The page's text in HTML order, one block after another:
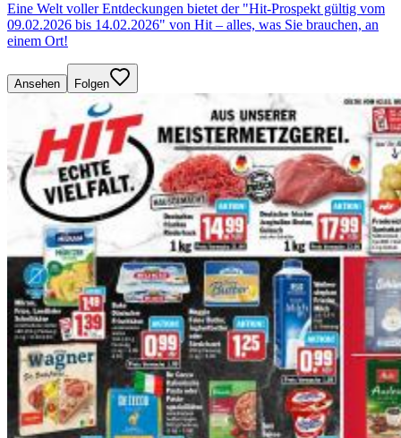
Eine Welt voller Entdeckungen bietet der "Hit-Prospekt gültig vom
09.02.2026 bis 14.02.2026" von Hit – alles, was Sie brauchen, an
einem Ort!
Ansehen Folgen